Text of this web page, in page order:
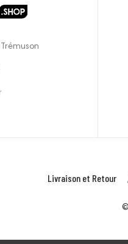
Livraison et Retour